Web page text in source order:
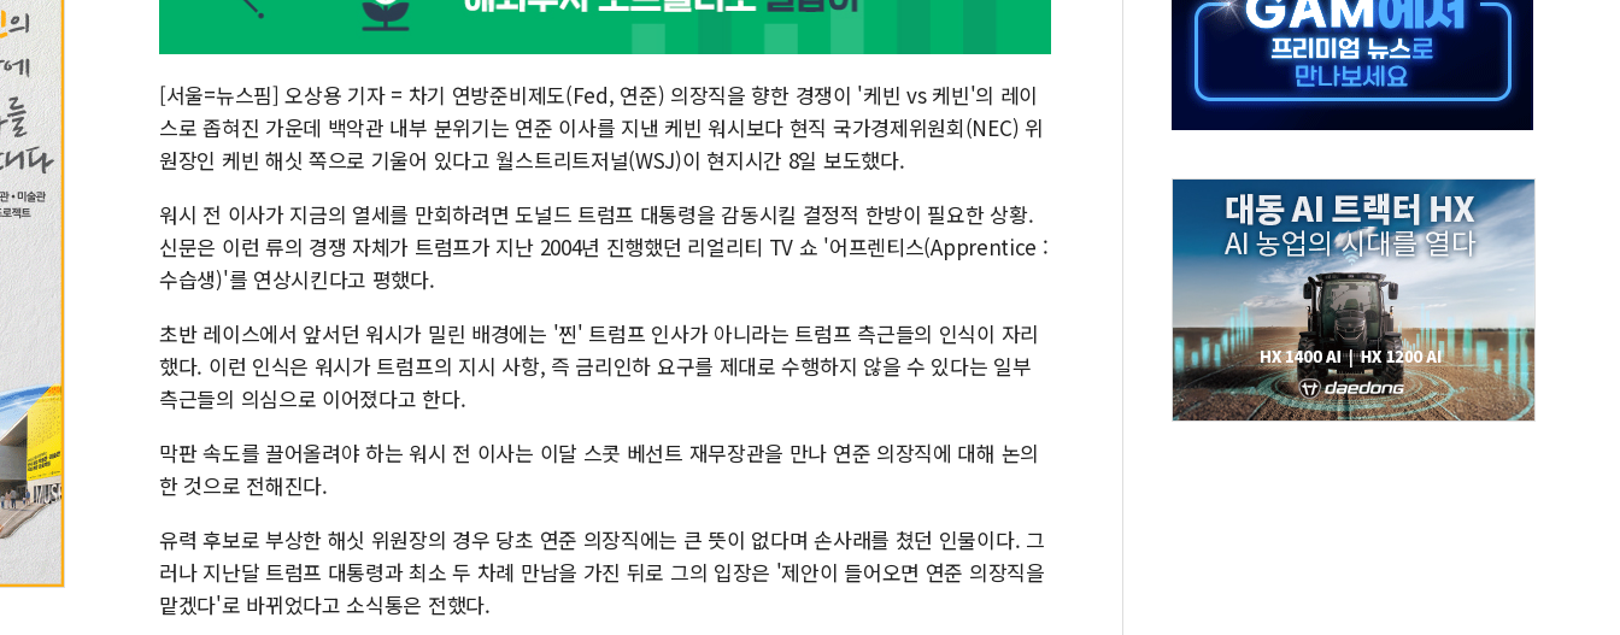
李대통령, 'ISA·주가누르기 방지법' 전면 재검토 지시
'호우 특보' 경북 울진 시간당 20~30mm 강한 비...가뭄 해소될 듯
주말 무더위·열대야 지속…내륙 곳곳 소나기
[서울=뉴스핌] 오상용 기자 = 차기 연방준비제도(Fed, 연준) 의장직을 향한 경쟁이 '케빈 vs 케빈'의 레이
스로 좁혀진 가운데 백악관 내부 분위기는 연준 이사를 지낸 케빈 워시보다 현직 국가경제위원회(NEC) 위
원장인 케빈 해싯 쪽으로 기울어 있다고 월스트리트저널(WSJ)이 현지시간 8일 보도했다.
워시 전 이사가 지금의 열세를 만회하려면 도널드 트럼프 대통령을 감동시킬 결정적 한방이 필요한 상황.
신문은 이런 류의 경쟁 자체가 트럼프가 지난 2004년 진행했던 리얼리티 TV 쇼 '어프렌티스(Apprentice :
수습생)'를 연상시킨다고 평했다.
초반 레이스에서 앞서던 워시가 밀린 배경에는 '찐' 트럼프 인사가 아니라는 트럼프 측근들의 인식이 자리
했다. 이런 인식은 워시가 트럼프의 지시 사항, 즉 금리인하 요구를 제대로 수행하지 않을 수 있다는 일부
측근들의 의심으로 이어졌다고 한다.
막판 속도를 끌어올려야 하는 워시 전 이사는 이달 스콧 베선트 재무장관을 만나 연준 의장직에 대해 논의
한 것으로 전해진다.
유력 후보로 부상한 해싯 위원장의 경우 당초 연준 의장직에는 큰 뜻이 없다며 손사래를 쳤던 인물이다. 그
러나 지난달 트럼프 대통령과 최소 두 차례 만남을 가진 뒤로 그의 입장은 '제안이 들어오면 연준 의장직을
맡겠다'로 바뀌었다고 소식통은 전했다.